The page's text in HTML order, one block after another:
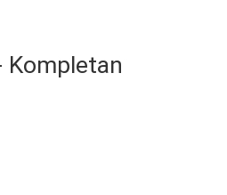
Kompletan